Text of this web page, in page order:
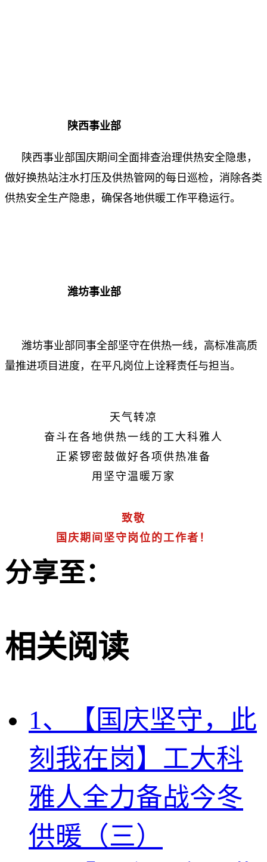
陕西事业部
陕西事业部国庆期间全面排查治理供热安全隐患，
做好换热站注水打压及供热管网的每日巡检，消除各类
供热安全生产隐患，确保各地供暖工作平稳运行。
潍坊事业部
潍坊事业部同事全部坚守在供热一线，高标准高质
量推进项目进度，在平凡岗位上诠释责任与担当。
天气转凉
奋斗在各地供热一线的工大科雅人
正紧锣密鼓做好各项供热准备
用坚守温暖万家
致敬
国庆期间坚守岗位的工作者！
分享至：
相关阅读
1、【国庆坚守，此
刻我在岗】工大科
雅人全力备战今冬
供暖（三）